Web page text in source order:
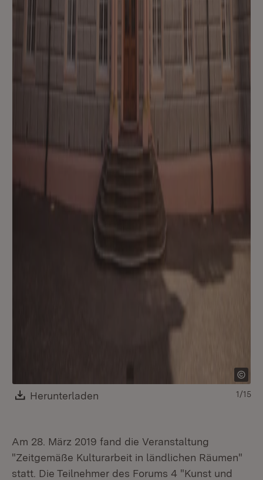
Download:
Herunterladen 1/15
Am 28. März 2019 fand die Veranstaltung
"Zeitgemäße Kulturarbeit in ländlichen Räumen"
statt. Die Teilnehmer des Forums 4 "Kunst und